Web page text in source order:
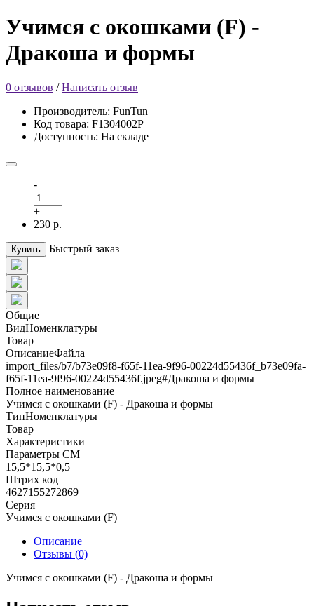
Учимся с окошками (F) -
Дракоша и формы
0 отзывов /Написать отзыв
Производитель: FunTun
Код товара: F1304002Р
Доступность: На складе
-
+
230 р.
Купить Быстрый заказ
Общие
ВидНоменклатуры
Товар
ОписаниеФайла
import_files/b7/b73e09f8-f65f-11ea-9f96-00224d55436f_b73e09fa-
f65f-11ea-9f96-00224d55436f.jpeg#Дракоша и формы
Полное наименование
Учимся с окошками (F) - Дракоша и формы
ТипНоменклатуры
Товар
Характеристики
Параметры СМ
15,5*15,5*0,5
Штрих код
4627155272869
Серия
Учимся с окошками (F)
Описание
Отзывы (0)
Учимся с окошками (F) - Дракоша и формы